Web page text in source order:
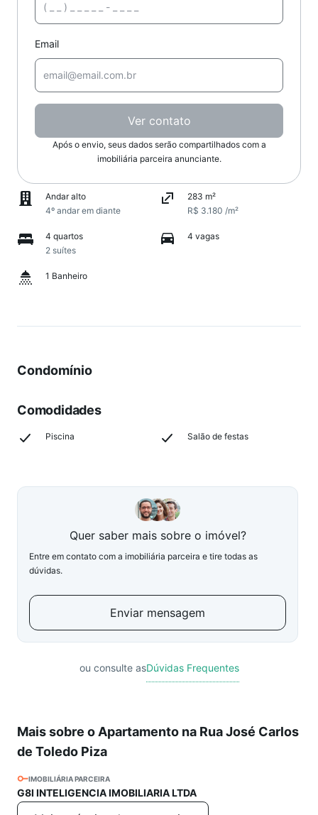
Email
Ver contato
Após o envio, seus dados serão compartilhados com a
imobiliária parceira anunciante.
Andar alto
4º andar em diante
283 m²
R$ 3.180 /m²
4 quartos
2 suítes
4 vagas
1 Banheiro
Condomínio
Comodidades
Piscina Salão de festas
Quer saber mais sobre o imóvel?
Entre em contato com a imobiliária parceira e tire todas as
dúvidas.
Enviar mensagem
ou consulte asDúvidas Frequentes
Mais sobre o Apartamento na Rua José Carlos
de Toledo Piza
IMOBILIÁRIA PARCEIRA
G8I INTELIGENCIA IMOBILIARIA LTDA